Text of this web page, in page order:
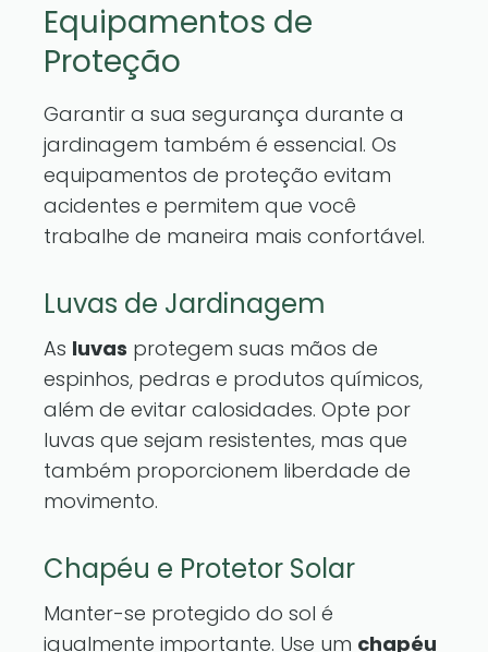
Equipamentos de
Proteção
Garantir a sua segurança durante a
jardinagem também é essencial. Os
equipamentos de proteção evitam
acidentes e permitem que você
trabalhe de maneira mais confortável.
Luvas de Jardinagem
As luvas protegem suas mãos de
espinhos, pedras e produtos químicos,
além de evitar calosidades. Opte por
luvas que sejam resistentes, mas que
também proporcionem liberdade de
movimento.
Chapéu e Protetor Solar
Manter-se protegido do sol é
igualmente importante. Use um chapéu